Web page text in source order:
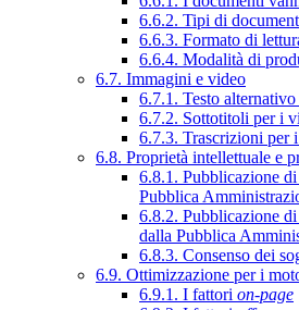
6.6.2. Tipi di
6.6.3. Formato di
6.6.4. Modalità di
6.7. Immagini e video
6.7.1. Testo
6.7.2. Sottotitoli per i
6.7.3. Trascrizioni per
6.8. Proprietà intellettuale e
6.8.1. Pubblicazione
Pubblica
6.8.2. Pubblicazione
dalla Pubblica
6.8.3. Consenso dei
6.9. Ottimizzazione per i
6.9.1. I fattori on-page